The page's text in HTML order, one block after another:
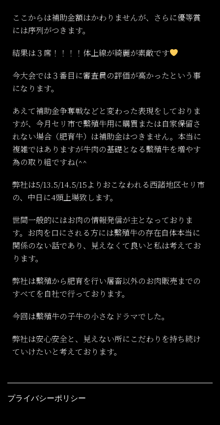
ここからは補助金額はかわりませんが、さらに優等賞
には序列がつきます。
結果は３席！！！！体上線が綺麗が素敵です
今大会では３番目に審査員の評価が高かったという事
になります。
あえて補助金争奪戦などと変わった表現をしておりま
すが、今月セリ市で繫殖牛用に購買または自家保留さ
れない場合（肥育牛）は補助金はつきません。本当に
複雑ではありますが牛肉の基礎となる繫殖牛を増やす
為の取り組ですね(^^
弊社は5/13.5/14.5/15よりおこなわれる西諸地区セリ市
の、中日に4頭上場致します。
世間一般的にはお肉の情報発信が主となっておりま
す。お肉を口にされる方には繫殖牛の存在自体本当に
関係のない話であり、見えなくて良いと私は考えてお
ります。
弊社は繫殖から肥育を行い屠畜以外のお肉販売までの
すべてを自社で行っております。
今回は繫殖牛の子牛の小さなドラマでした。
弊社は安心安全と、見えない所にこだわりを持ち続け
ていけたいと考えております。
プライバシーポリシー